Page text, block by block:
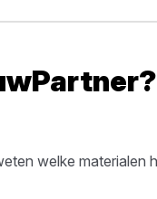
welke materialen